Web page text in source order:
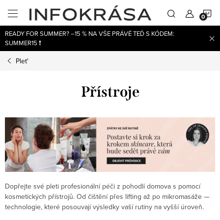
obsah
READY FOR SUMMER? –15 % NA VŠE PRÁVĚ TEĎ S KÓDEM:
SUMMER15 ❗
Plet'
Přístroje
Dopřejte své pleti profesionální péči z pohodlí domova s pomocí
kosmetických přístrojů. Od čištění přes lifting až po mikromasáže —
technologie, které posouvají výsledky vaší rutiny na vyšší úroveň.